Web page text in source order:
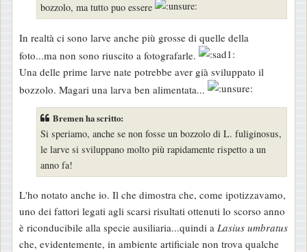
bozzolo, ma tutto puo essere
In realtà ci sono larve anche più grosse di quelle della
foto...ma non sono riuscito a fotografarle.
Una delle prime larve nate potrebbe aver già sviluppato il
bozzolo. Magari una larva ben alimentata...
Bremen ha scritto:
Si speriamo, anche se non fosse un bozzolo di L. fuliginosus,
le larve si sviluppano molto più rapidamente rispetto a un
anno fa!
L'ho notato anche io. Il che dimostra che, come ipotizzavamo,
uno dei fattori legati agli scarsi risultati ottenuti lo scorso anno
è riconducibile alla specie ausiliaria...quindi a Lasius umbratus
che, evidentemente, in ambiente artificiale non trova qualche